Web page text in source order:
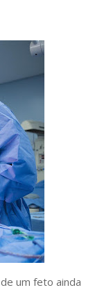
um feto ainda